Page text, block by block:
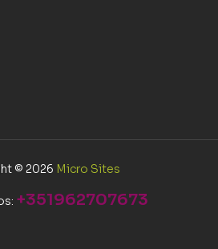
© 2026 Micro Sites
+351962707673